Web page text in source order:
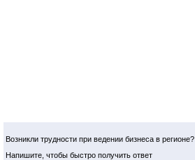
Возникли трудности при ведении бизнеса в регионе?
Напишите, чтобы быстро получить ответ